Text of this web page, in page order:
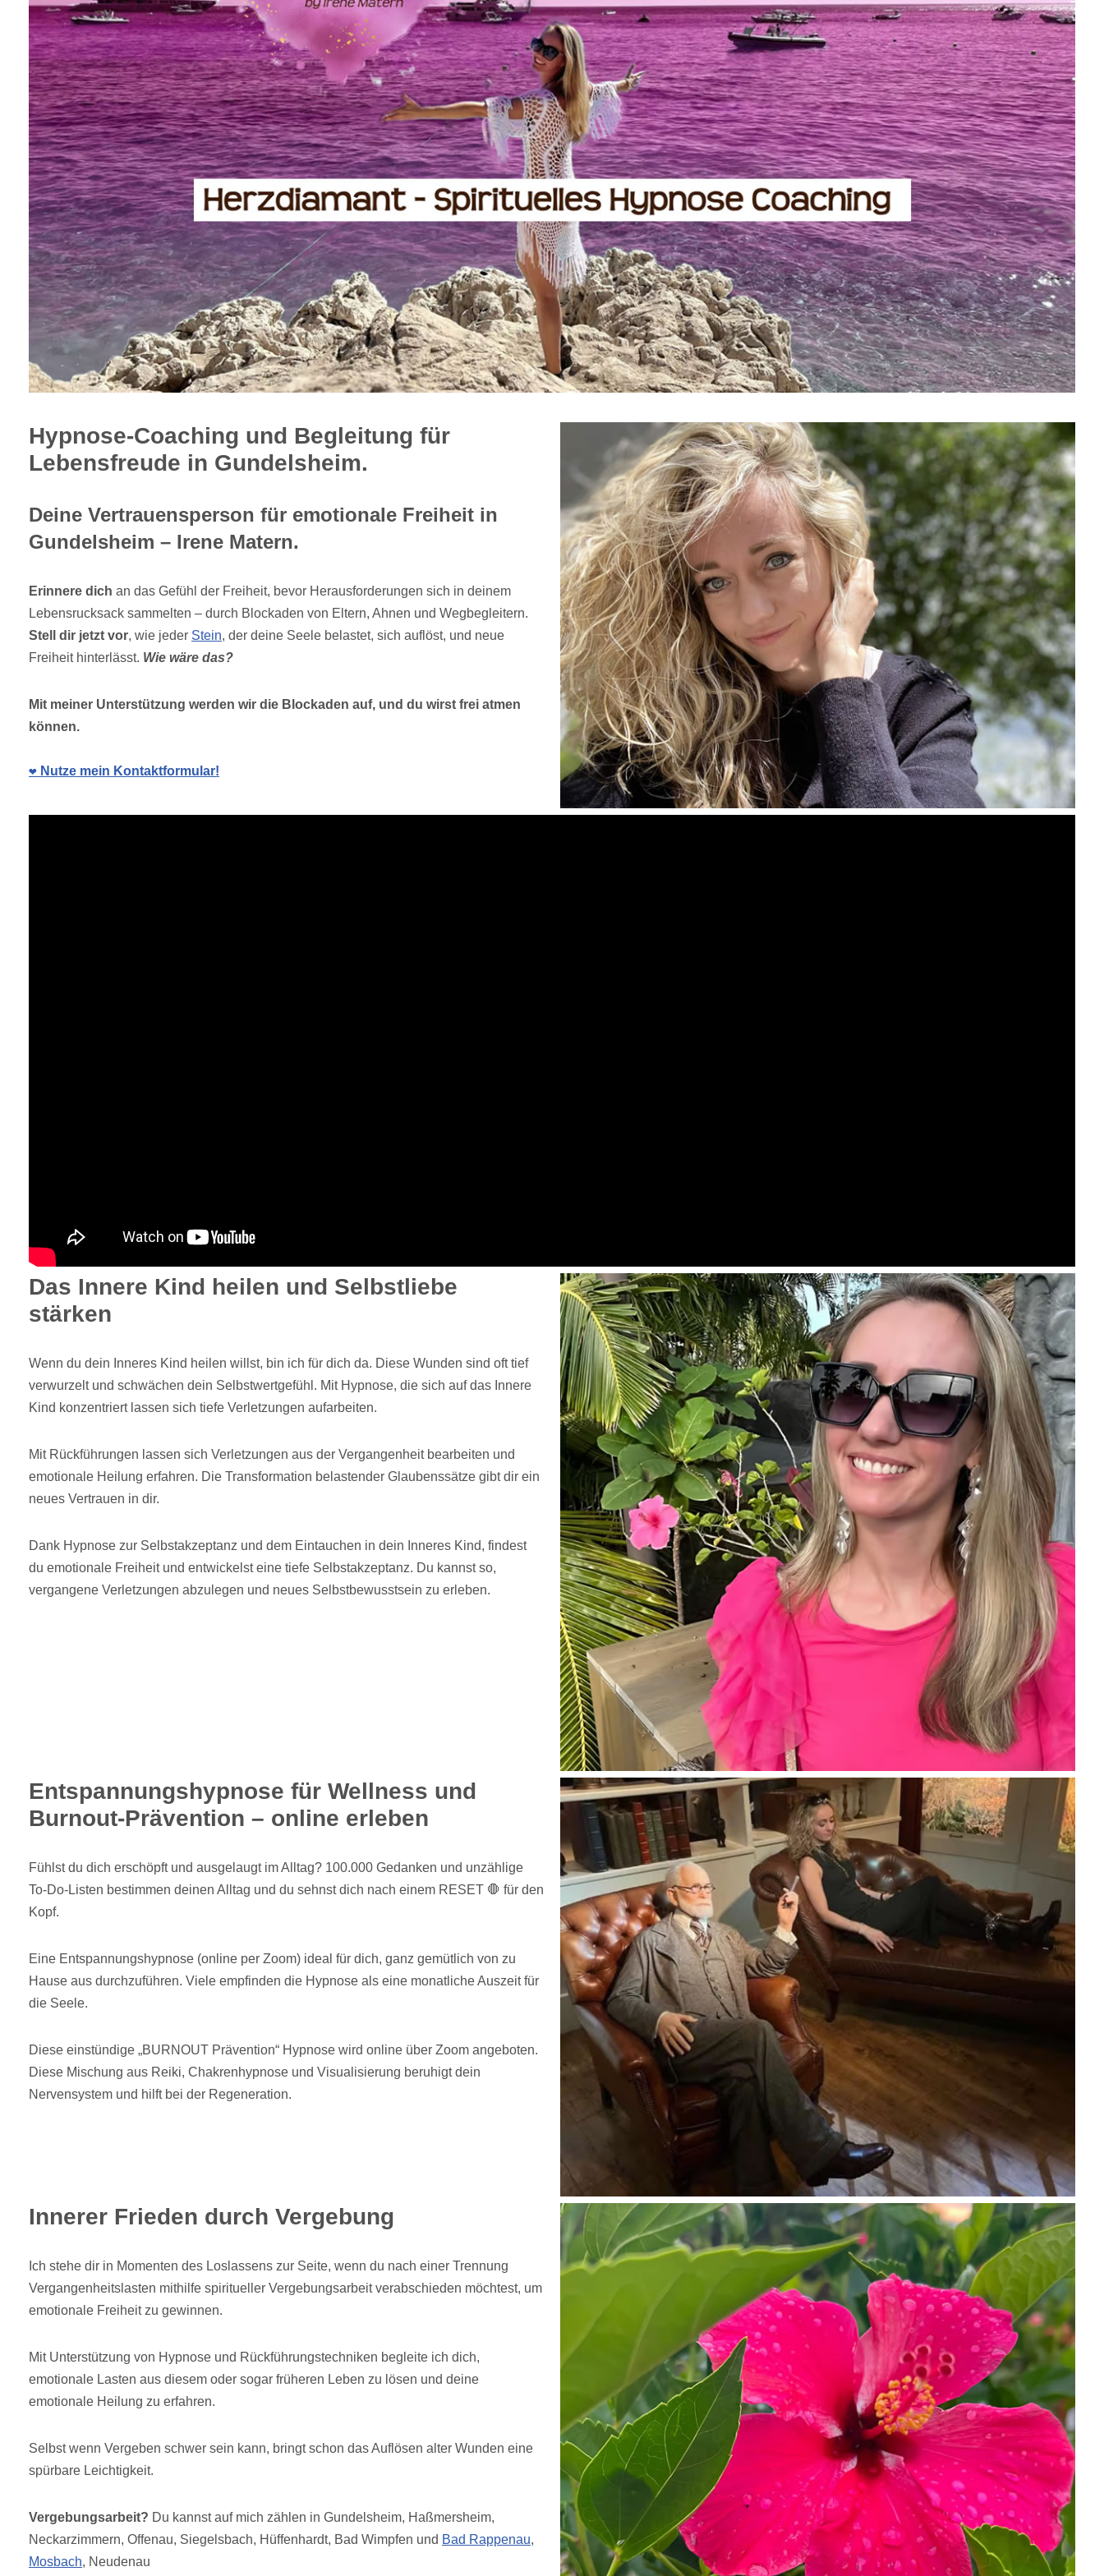
Hypnose-Coaching und Begleitung für
Lebensfreude in Gundelsheim.
Deine Vertrauensperson für emotionale Freiheit in
Gundelsheim – Irene Matern.
Erinnere dich an das Gefühl der Freiheit, bevor Herausforderungen sich in deinem
Lebensrucksack sammelten – durch Blockaden von Eltern, Ahnen und Wegbegleitern.
Stell dir jetzt vor, wie jeder Stein, der deine Seele belastet, sich auflöst, und neue
Freiheit hinterlässt. Wie wäre das?
Mit meiner Unterstützung werden wir die Blockaden auf, und du wirst frei atmen
können.
❤️ Nutze mein Kontaktformular!
Das Innere Kind heilen und Selbstliebe
stärken
Wenn du dein Inneres Kind heilen willst, bin ich für dich da. Diese Wunden sind oft tief
verwurzelt und schwächen dein Selbstwertgefühl. Mit Hypnose, die sich auf das Innere
Kind konzentriert lassen sich tiefe Verletzungen aufarbeiten.
Mit Rückführungen lassen sich Verletzungen aus der Vergangenheit bearbeiten und
emotionale Heilung erfahren. Die Transformation belastender Glaubenssätze gibt dir ein
neues Vertrauen in dir.
Dank Hypnose zur Selbstakzeptanz und dem Eintauchen in dein Inneres Kind, findest
du emotionale Freiheit und entwickelst eine tiefe Selbstakzeptanz. Du kannst so,
vergangene Verletzungen abzulegen und neues Selbstbewusstsein zu erleben.
Entspannungshypnose für Wellness und
Burnout-Prävention – online erleben
Fühlst du dich erschöpft und ausgelaugt im Alltag? 100.000 Gedanken und unzählige
To-Do-Listen bestimmen deinen Alltag und du sehnst dich nach einem RESET 🛑 für den
Kopf.
Eine Entspannungshypnose (online per Zoom) ideal für dich, ganz gemütlich von zu
Hause aus durchzuführen. Viele empfinden die Hypnose als eine monatliche Auszeit für
die Seele.
Diese einstündige „BURNOUT Prävention“ Hypnose wird online über Zoom angeboten.
Diese Mischung aus Reiki, Chakrenhypnose und Visualisierung beruhigt dein
Nervensystem und hilft bei der Regeneration.
Innerer Frieden durch Vergebung
Ich stehe dir in Momenten des Loslassens zur Seite, wenn du nach einer Trennung
Vergangenheitslasten mithilfe spiritueller Vergebungsarbeit verabschieden möchtest, um
emotionale Freiheit zu gewinnen.
Mit Unterstützung von Hypnose und Rückführungstechniken begleite ich dich,
emotionale Lasten aus diesem oder sogar früheren Leben zu lösen und deine
emotionale Heilung zu erfahren.
Selbst wenn Vergeben schwer sein kann, bringt schon das Auflösen alter Wunden eine
spürbare Leichtigkeit.
Vergebungsarbeit? Du kannst auf mich zählen in Gundelsheim, Haßmersheim,
Neckarzimmern, Offenau, Siegelsbach, Hüffenhardt, Bad Wimpfen und Bad Rappenau,
Mosbach, Neudenau